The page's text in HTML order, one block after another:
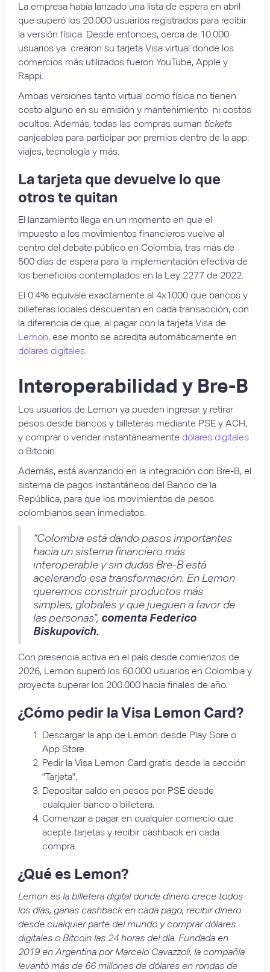
La empresa había lanzado una lista de espera en abril
que superó los 20.000 usuarios registrados para recibir
la versión física. Desde entonces, cerca de 10.000
usuarios ya crearon su tarjeta Visa virtual donde los
comercios más utilizados fueron YouTube, Apple y
Rappi.
Ambas versiones tanto virtual como física no tienen
costo alguno en su emisión y mantenimiento ni costos
ocultos. Además, todas las compras suman tickets
canjeables para participar por premios dentro de la app:
viajes, tecnología y más.
La tarjeta que devuelve lo que
otros te quitan
El lanzamiento llega en un momento en que el
impuesto a los movimientos financieros vuelve al
centro del debate público en Colombia, tras más de
500 días de espera para la implementación efectiva de
los beneficios contemplados en la Ley 2277 de 2022.
El 0.4% equivale exactamente al 4x1000 que bancos y
billeteras locales descuentan en cada transacción, con
la diferencia de que, al pagar con la tarjeta Visa de
Lemon, ese monto se acredita automáticamente en
dólares digitales.
Interoperabilidad y Bre-B
Los usuarios de Lemon ya pueden ingresar y retirar
pesos desde bancos y billeteras mediante PSE y ACH,
y comprar o vender instantáneamente dólares digitales
o Bitcoin.
Además, está avanzando en la integración con Bre-B, el
sistema de pagos instantáneos del Banco de la
República, para que los movimientos de pesos
colombianos sean inmediatos.
“Colombia está dando pasos importantes
hacia un sistema financiero más
interoperable y sin dudas Bre-B está
acelerando esa transformación. En Lemon
queremos construir productos más
simples, globales y que jueguen a favor de
las personas”, comenta Federico
Biskupovich.
Con presencia activa en el país desde comienzos de
2026, Lemon superó los 60.000 usuarios en Colombia y
proyecta superar los 200.000 hacia finales de año.
¿Cómo pedir la Visa Lemon Card?
Descargar la app de Lemon desde Play Sore o
App Store.
Pedir la Visa Lemon Card gratis desde la sección
"Tarjeta".
Depositar saldo en pesos por PSE desde
cualquier banco o billetera.
Comenzar a pagar en cualquier comercio que
acepte tarjetas y recibir cashback en cada
compra.
¿Qué es Lemon?
Lemon es la billetera digital donde dinero crece todos
los días, ganas cashback en cada pago, recibir dinero
desde cualquier parte del mundo y comprar dólares
digitales o Bitcoin las 24 horas del día. Fundada en
2019 en Argentina por Marcelo Cavazzoli, la compañía
levantó más de 66 millones de dólares en rondas de